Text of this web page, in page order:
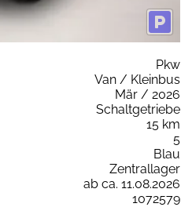
Pkw
Van / Kleinbus
Mär / 2026
Schaltgetriebe
15 km
5
Blau
Zentrallager
ab ca. 11.08.2026
1072579